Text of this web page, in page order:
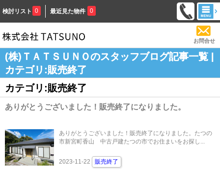
検討リスト 0 最近見た物件 0
お問合せ
(株)ＴＡＴＳＵＮＯのスタッフブログ記事一覧 |
カテゴリ:販売終了
カテゴリ:販売終了
ありがとうございました！販売終了になりました。
ありがとうございました！販売終了になりました。たつの
市新宮町香山 中古戸建たつの市でお住まいをお探し...
2023-11-22 販売終了